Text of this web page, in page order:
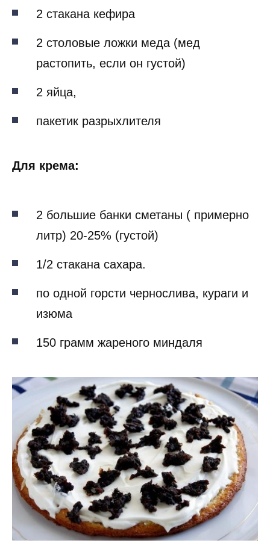
2 стакана кефира
2 столовые ложки меда (мед
растопить, если он густой)
2 яйца,
пакетик разрыхлителя
Для крема:
2 большие банки сметаны ( примерно
литр) 20-25% (густой)
1/2 стакана сахара.
по одной горсти чернослива, кураги и
изюма
150 грамм жареного миндаля